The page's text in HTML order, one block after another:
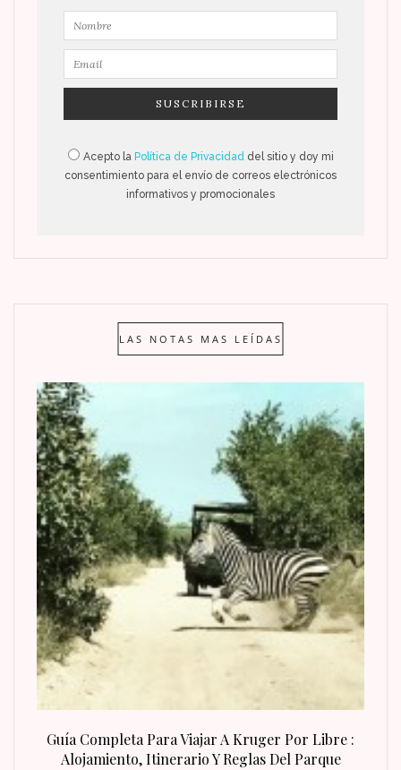
Acepto la Política de Privacidad del sitio y doy mi
consentimiento para el envío de correos electrónicos
informativos y promocionales
LAS NOTAS MAS LEÍDAS
Guía Completa Para Viajar A Kruger Por Libre :
Alojamiento, Itinerario Y Reglas Del Parque